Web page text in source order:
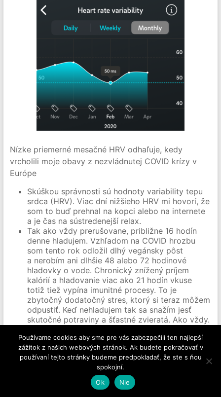
Nízke priemerné mesačné HRV odhaľuje, kedy
vrcholili moje obavy z nezvládnutej COVID krízy v
Európe
Skúškou správnosti sú hodnoty variability tepu
srdca (HRV). Viac dní nižšieho HRV mi hovorí, že
som to buď prehnal na kopci alebo na internete
a je čas na sústredenejší relax.
Tak ako vždy prerušovane, približne 16 hodín
denne hladujem. Vzhľadom na COVID hrozbu
som tento rok odložil dlhý vegánsky pôst
a nerobím ani dlhšie 48 alebo 72 hodinové
hladovky o vode. Chronický znížený príjem
kalórií a hladovanie viac ako 21 hodín vkuse
totiž tiež vypína imunitné procesy. To je
zbytočný dodatočný stres, ktorý si teraz môžem
odpustiť. Keď nehladujem tak sa snažím jesť
skutočné potraviny a šťastné zvieratá. Ako vždy.
robím, to mám naopak. Práce mám viac, než mi
je milé a to napriek tomu, že sedím doma na
zadku. Ak by som sa doma nudil – asi by som to
skúsil brať ako príležitosť na: prečítanie kníh,
ktoré sa mi sypú zo stola, podniknutie veľkej
výpravy s deťmi, rozbehnutie nachystaného
Používame cookies aby sme pre vás zabezpečili ten najlepší
zážitok z našich webových stránok. Ak budete pokračovať v
používaní tejto stránky budeme predpokladať, že ste s ňou
spokojní.
Ok
Nie